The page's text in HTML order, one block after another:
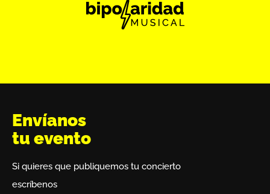
Envíanos
tu evento
Si quieres que publiquemos tu concierto
escríbenos